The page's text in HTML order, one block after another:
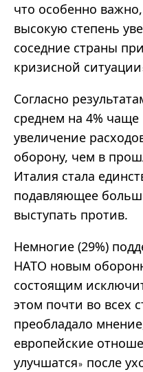
что особенно
высокую степень
соседние страны
кризисной ситуации
Согласно
среднем на 4%
увеличение
оборону, чем в
Италия стала
подавляющее
выступать против.
Немногие (29%)
НАТО новым
состоящим
этом почти во всех
преобладало
европейские
улучшатся» после